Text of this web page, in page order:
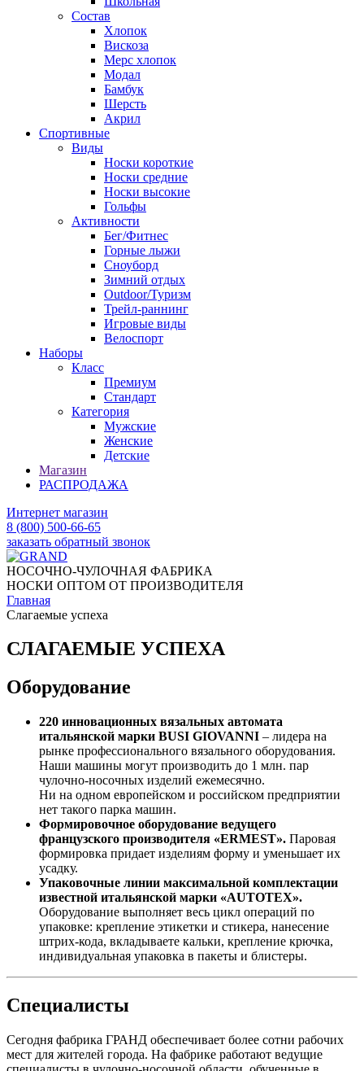
Состав
Хлопок
Вискоза
Мерс хлопок
Модал
Бамбук
Шерсть
Акрил
Спортивные
Виды
Носки короткие
Носки средние
Носки высокие
Гольфы
Активности
Бег/Фитнес
Горные лыжи
Сноуборд
Зимний отдых
Outdoor/Туризм
Трейл-раннинг
Игровые виды
Велоспорт
Наборы
Класс
Премиум
Стандарт
Категория
Мужские
Женские
Детские
Магазин
РАСПРОДАЖА
Интернет магазин
8 (800) 500-66-65
заказать обратный звонок
НОСОЧНО-ЧУЛОЧНАЯ ФАБРИКА
НОСКИ ОПТОМ ОТ ПРОИЗВОДИТЕЛЯ
Главная
Слагаемые успеха
СЛАГАЕМЫЕ УСПЕХА
Оборудование
220 инновационных вязальных автомата
итальянской марки BUSI GIOVANNI – лидера на
рынке профессионального вязального оборудования.
Наши машины могут производить до 1 млн. пар
чулочно-носочных изделий ежемесячно.
Ни на одном европейском и российском предприятии
нет такого парка машин.
Формировочное оборудование ведущего
французского производителя «ERMEST». Паровая
формировка придает изделиям форму и уменьшает их
усадку.
Упаковочные линии максимальной комплектации
известной итальянской марки «AUTOTEX».
Оборудование выполняет весь цикл операций по
упаковке: крепление этикетки и стикера, нанесение
штрих-кода, вкладываете кальки, крепление крючка,
индивидуальная упаковка в пакеты и блистеры.
Специалисты
Сегодня фабрика ГРАНД обеспечивает более сотни рабочих
мест для жителей города. На фабрике работают ведущие